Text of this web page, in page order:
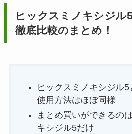
ヒックスミノキシジル
徹底比較のまとめ！
ヒックスミノキシジル
使用方法はほぼ同様
まとめ買いができるの
キシジル5だけ